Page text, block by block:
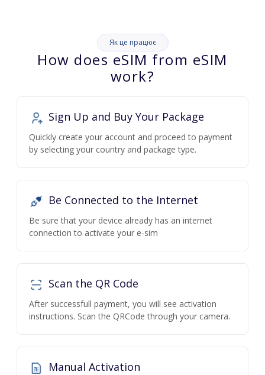
Як це працює
How does eSIM from eSIM
work?
Sign Up and Buy Your Package
Quickly create your account and proceed to payment
by selecting your country and package type.
Be Connected to the Internet
Be sure that your device already has an internet
connection to activate your e-sim
Scan the QR Code
After successfull payment, you will see activation
instructions. Scan the QRCode through your camera.
Manual Activation